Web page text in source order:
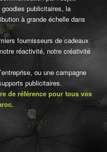
publicitaires, la
à grande échelle dans
fournisseurs de cadeaux
réactivité, notre créativité
ou une campagne
publicitaires.
de référence pour tous vos